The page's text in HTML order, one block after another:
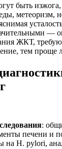
быть
метеоризм,
—
ЖКТ,
тем проще
:
печени и
на H. pylori,